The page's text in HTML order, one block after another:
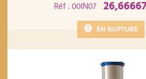
Réf : 00IN07
EN RUPTURE